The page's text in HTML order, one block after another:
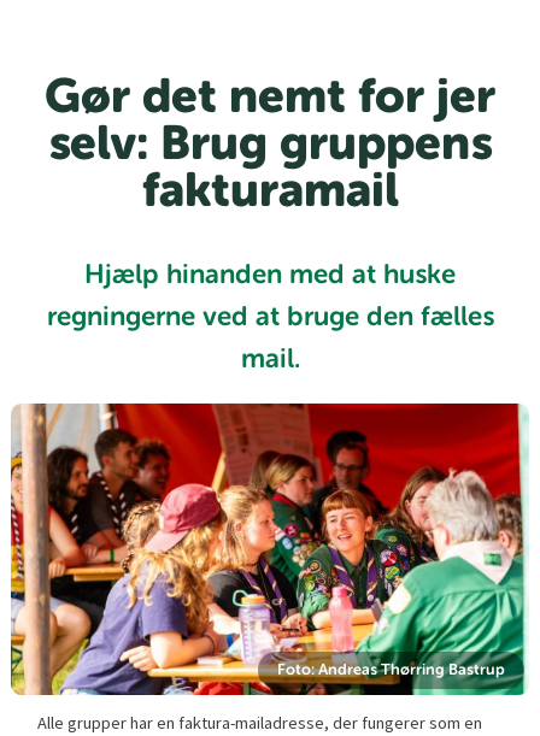
Gør det nemt for jer
selv: Brug gruppens
fakturamail
Hjælp hinanden med at huske
regningerne ved at bruge den fælles
mail.
Foto: Andreas Thørring Bastrup
Alle grupper har en faktura-mailadresse, der fungerer som en